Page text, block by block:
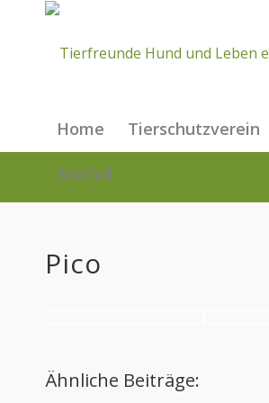
Home Tierschutzverein
Notfall
Pico
Ähnliche Beiträge: